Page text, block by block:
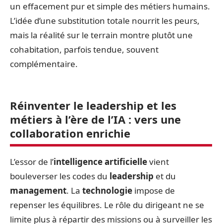
un effacement pur et simple des métiers humains.
L’idée d’une substitution totale nourrit les peurs,
mais la réalité sur le terrain montre plutôt une
cohabitation, parfois tendue, souvent
complémentaire.
Réinventer le leadership et les
métiers à l’ère de l’IA : vers une
collaboration enrichie
L’essor de l’intelligence artificiellevient
bouleverser les codes du leadership et du
management. La technologie impose de
repenser les équilibres. Le rôle du dirigeant ne se
limite plus à répartir des missions ou à surveiller les